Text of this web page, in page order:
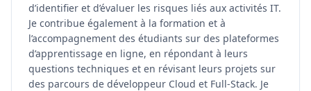
d’identifier et d’évaluer les risques liés aux activités IT.
Je contribue également à la formation et à
l’accompagnement des étudiants sur des plateformes
d’apprentissage en ligne, en répondant à leurs
questions techniques et en révisant leurs projets sur
des parcours de développeur Cloud et Full-Stack. Je